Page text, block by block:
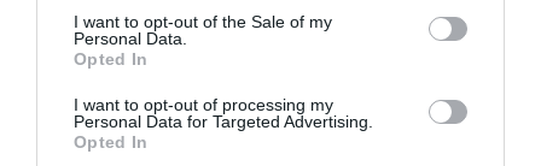
consent section.
I want to opt-out of the Sale of my
Personal Data.
Opted In
I want to opt-out of processing my
Personal Data for Targeted Advertising.
Opted In